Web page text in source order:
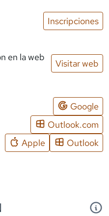
Inscripciones
en la web
Visitar web
Google
Outlook.com
Apple
Outlook